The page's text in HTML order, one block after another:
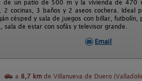
de un patio de 500 m y la vivienda de
cocinas, 3 baños y 2 aseos cochera. Ideal
césped y sala de juegos con billar, futbolín,
de estar con sofás y televisor grande.
Email
a 8,7 km de Villanueva de Duero